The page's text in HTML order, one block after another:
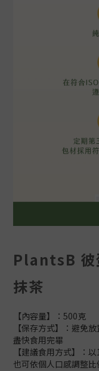
PlantsB 彼
抹茶
【內容量】：500克
【保存方式】：避免
盡快食用完畢
【建議食用方式】：
也可依個人口感調整比